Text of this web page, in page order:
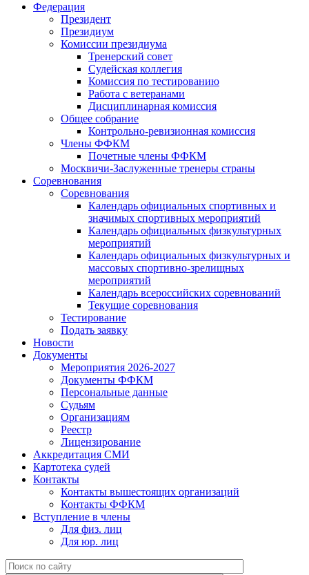
Федерация
Президент
Президиум
Комиссии президиума
Тренерский совет
Судейская коллегия
Комиссия по тестированию
Работа с ветеранами
Дисциплинарная комиссия
Общее собрание
Контрольно-ревизионная комиссия
Члены ФФКМ
Почетные члены ФФКМ
Москвичи-Заслуженные тренеры страны
Соревнования
Соревнования
Календарь официальных спортивных и
значимых спортивных мероприятий
Календарь официальных физкультурных
мероприятий
Календарь официальных физкультурных и
массовых спортивно-зрелищных
мероприятий
Календарь всероссийских соревнований
Текущие соревнования
Тестирование
Подать заявку
Новости
Документы
Мероприятия 2026-2027
Документы ФФКМ
Персональные данные
Судьям
Организациям
Реестр
Лицензирование
Аккредитация СМИ
Картотека судей
Контакты
Контакты вышестоящих организаций
Контакты ФФКМ
Вступление в члены
Для физ. лиц
Для юр. лиц